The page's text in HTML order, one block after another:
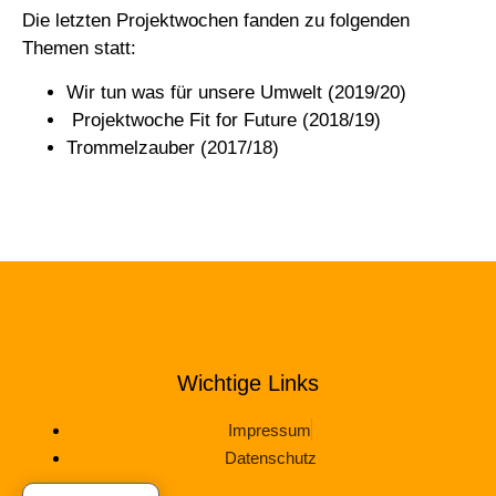
Die letzten Projektwochen fanden zu folgenden
Themen statt:
Wir tun was für unsere Umwelt (2019/20)
Projektwoche Fit for Future (2018/19)
Trommelzauber (2017/18)
Wichtige Links
Impressum
Datenschutz